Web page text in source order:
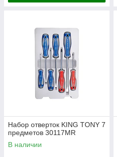
Набор отверток KING TONY 7
предметов 30117MR
В наличии